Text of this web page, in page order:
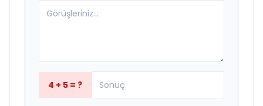
4 + 5 = ?